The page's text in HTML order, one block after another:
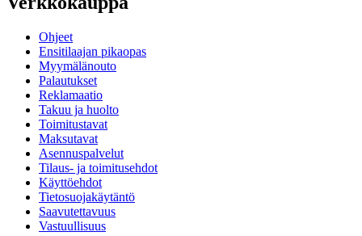
Ohjeet
Ensitilaajan pikaopas
Myymälänouto
Palautukset
Reklamaatio
Takuu ja huolto
Toimitustavat
Maksutavat
Asennuspalvelut
Tilaus- ja toimitusehdot
Käyttöehdot
Tietosuojakäytäntö
Saavutettavuus
Vastuullisuus